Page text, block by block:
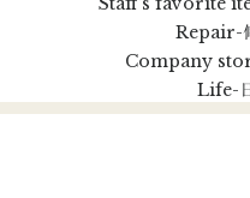
Repair-
Company
Life-